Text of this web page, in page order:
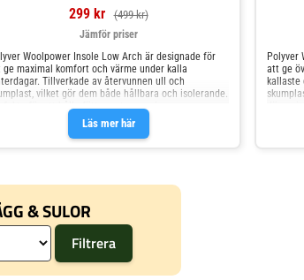
299 kr (499 kr)
Läs mer här
Jämför priser
Woolpower Insole Low Arch är designade för
ge maximal komfort och värme under kalla
Tillverkade av återvunnen ull och
vilket gör dem både hållbara och isolerande.
som de ger ett bra grepp på hala underlag.
Slitstarka iläggsulor med låg valvhöjd
återvunnen ull och återvunnen skumplast För extra
Polyver
att ge
kallaste
även
& SULOR